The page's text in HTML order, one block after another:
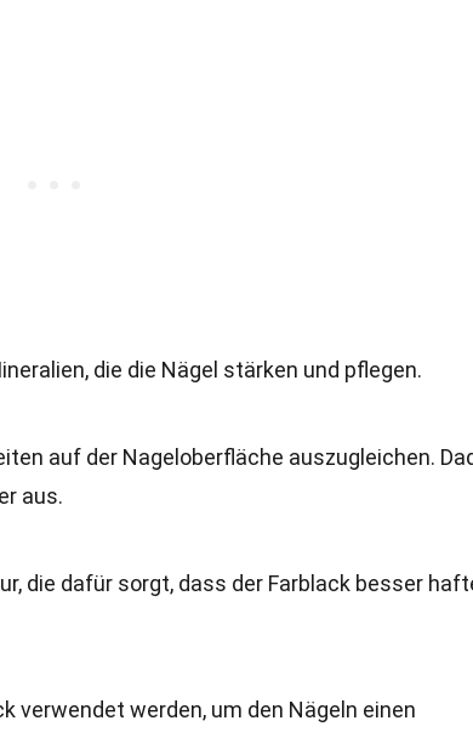
die die Nägel stärken und pflegen.
auf der Nageloberfläche auszugleichen.
aus.
die dafür sorgt, dass der Farblack besser
verwendet werden, um den Nägeln einen